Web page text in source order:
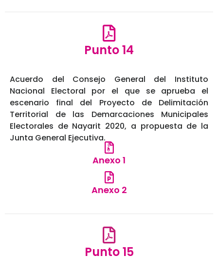
Punto 14
Acuerdo del Consejo General del Instituto
Nacional Electoral por el que se aprueba el
escenario final del Proyecto de Delimitación
Territorial de las Demarcaciones Municipales
Electorales de Nayarit 2020, a propuesta de la
Junta General Ejecutiva.
Anexo 1
Anexo 2
Punto 15